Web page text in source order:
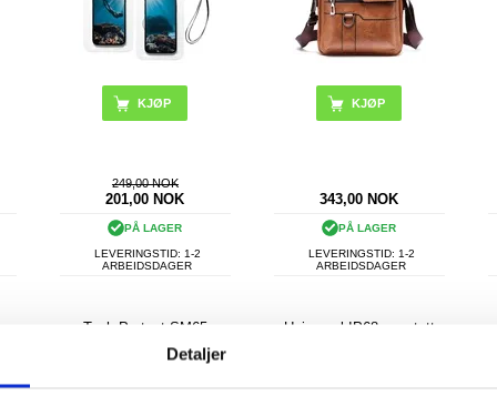
Detaljer
249,00 NOK
201,00 NOK
PÅ LAGER
LEVERINGSTID: 1-2
ARBEIDSDAGER
KJØP
343,00 NOK
PÅ LAGER
LEVERINGSTID: 1-2
ARBEIDSDAGER
Tech-Protect SM65
universelt mobiletui -
6"-6,9" - svart
Universal IP68 vanntett